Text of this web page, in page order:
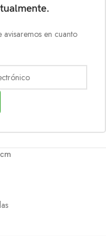
en cuanto